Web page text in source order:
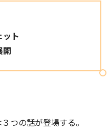
ット
開
つの話が登場する。